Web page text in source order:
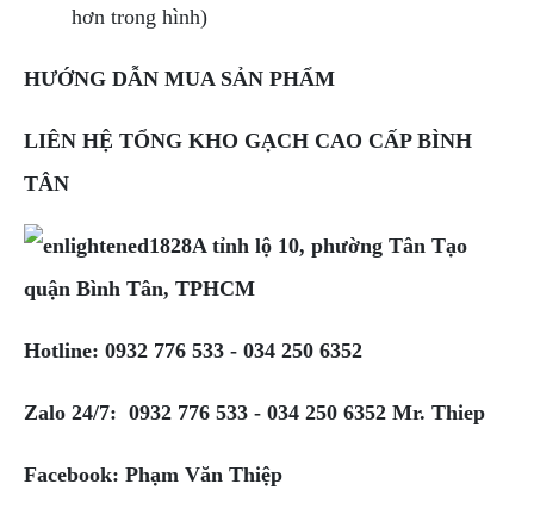
hơn trong hình)
HƯỚNG DẪN MUA SẢN PHẨM
LIÊN HỆ TỔNG KHO GẠCH CAO CẤP BÌNH
TÂN
1828A tỉnh lộ 10, phường Tân Tạo
quận Bình Tân, TPHCM
Hotline: 0932 776 533 - 034 250 6352
Zalo 24/7: 0932 776 533 - 034 250 6352 Mr. Thiep
Facebook: Phạm Văn Thiệp